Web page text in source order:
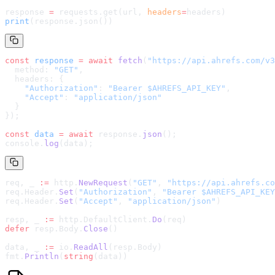
response = requests.get(url, headers= headers )
print (response.json())
const response = await fetch ( " https://api.ahrefs.com/
  method:
"GET" ,
  headers: {
    "Authorization"
: "Bearer $AHREFS_API_KEY" ,
    "Accept"
:
"application/json"
  }
});
const data = await response. json ();
console. log (data);
req, _ := http. NewRequest ( "GET" , " https://
req.Header. Set ( "Authorization" ,
"Bearer
req.Header. Set ( "Accept" , "application/json" )
resp, _
:= http.DefaultClient. Do (req)
defer resp.Body. Close ()
data, _
:= io. ReadAll (resp.Body)
fmt. Println ( string (data))